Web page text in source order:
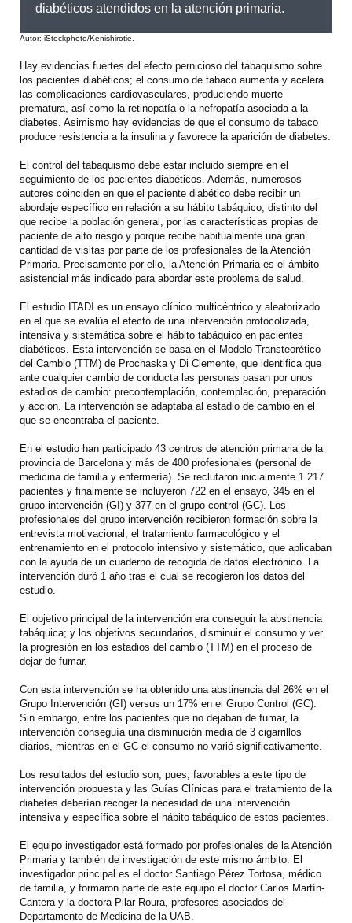
diabéticos atendidos en la atención primaria.
Autor: iStockphoto/Kenishirotie.
Hay evidencias fuertes del efecto pernicioso del tabaquismo sobre
los pacientes diabéticos; el consumo de tabaco aumenta y acelera
las complicaciones cardiovasculares, produciendo muerte
prematura, así como la retinopatía o la nefropatía asociada a la
diabetes. Asimismo hay evidencias de que el consumo de tabaco
produce resistencia a la insulina y favorece la aparición de diabetes.
El control del tabaquismo debe estar incluido siempre en el
seguimiento de los pacientes diabéticos. Además, numerosos
autores coinciden en que el paciente diabético debe recibir un
abordaje específico en relación a su hábito tabáquico, distinto del
que recibe la población general, por las características propias de
paciente de alto riesgo y porque recibe habitualmente una gran
cantidad de visitas por parte de los profesionales de la Atención
Primaria. Precisamente por ello, la Atención Primaria es el ámbito
asistencial más indicado para abordar este problema de salud.
El estudio ITADI es un ensayo clínico multicéntrico y aleatorizado
en el que se evalúa el efecto de una intervención protocolizada,
intensiva y sistemática sobre el hábito tabáquico en pacientes
diabéticos. Esta intervención se basa en el Modelo Transteorético
del Cambio (TTM) de Prochaska y Di Clemente, que identifica que
ante cualquier cambio de conducta las personas pasan por unos
estadios de cambio: precontemplación, contemplación, preparación
y acción. La intervención se adaptaba al estadio de cambio en el
que se encontraba el paciente.
En el estudio han participado 43 centros de atención primaria de la
provincia de Barcelona y más de 400 profesionales (personal de
medicina de familia y enfermería). Se reclutaron inicialmente 1.217
pacientes y finalmente se incluyeron 722 en el ensayo, 345 en el
grupo intervención (GI) y 377 en el grupo control (GC). Los
profesionales del grupo intervención recibieron formación sobre la
entrevista motivacional, el tratamiento farmacológico y el
entrenamiento en el protocolo intensivo y sistemático, que aplicaban
con la ayuda de un cuaderno de recogida de datos electrónico. La
intervención duró 1 año tras el cual se recogieron los datos del
estudio.
El objetivo principal de la intervención era conseguir la abstinencia
tabáquica; y los objetivos secundarios, disminuir el consumo y ver
la progresión en los estadios del cambio (TTM) en el proceso de
dejar de fumar.
Con esta intervención se ha obtenido una abstinencia del 26% en el
Grupo Intervención (GI) versus un 17% en el Grupo Control (GC).
Sin embargo, entre los pacientes que no dejaban de fumar, la
intervención conseguía una disminución media de 3 cigarrillos
diarios, mientras en el GC el consumo no varió significativamente.
Los resultados del estudio son, pues, favorables a este tipo de
intervención propuesta y las Guías Clínicas para el tratamiento de la
diabetes deberían recoger la necesidad de una intervención
intensiva y específica sobre el hábito tabáquico de estos pacientes.
El equipo investigador está formado por profesionales de la Atención
Primaria y también de investigación de este mismo ámbito. El
investigador principal es el doctor Santiago Pérez Tortosa, médico
de familia, y formaron parte de este equipo el doctor Carlos Martín-
Cantera y la doctora Pilar Roura, profesores asociados del
Departamento de Medicina de la UAB.